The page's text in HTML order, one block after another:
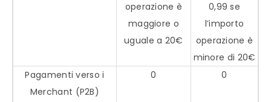
operazione è
maggiore o
uguale a 20€
0,99 se
l’importo
operazione è
minore di 20€
Pagamenti verso i
Merchant (P2B)
0 0